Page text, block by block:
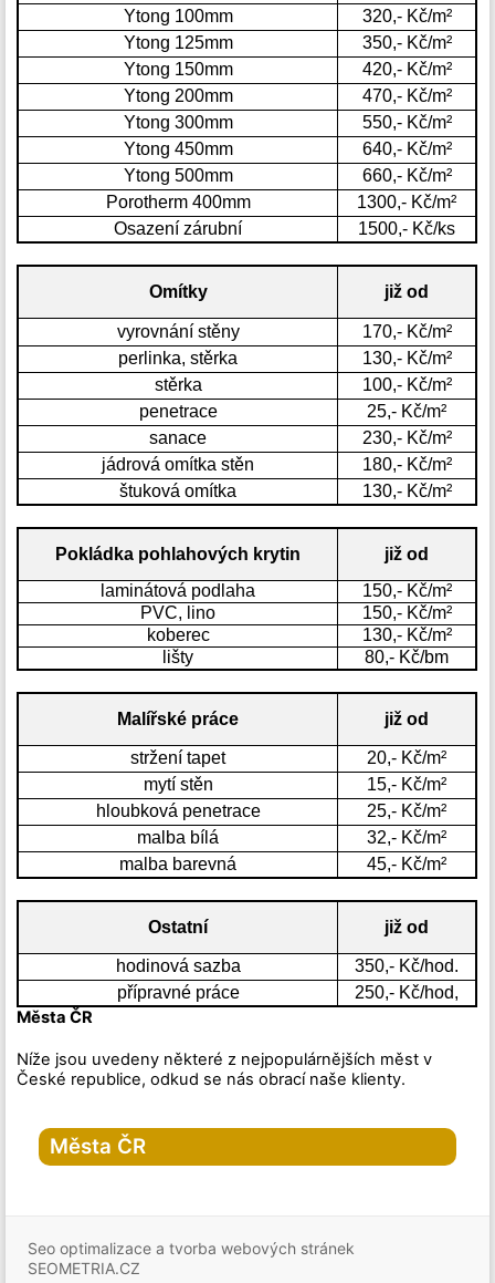
Ytong 100mm
320,- Kč/m²
Ytong 125mm
350,- Kč/m²
Ytong 150mm
420,- Kč/m²
Ytong 200mm
470,- Kč/m²
Ytong 300mm
550,- Kč/m²
Ytong 450mm
640,- Kč/m²
Ytong 500mm
660,- Kč/m²
Porotherm 400mm
1300,- Kč/m²
Osazení zárubní
1500,- Kč/ks
Omítky již od
vyrovnání stěny
170,- Kč/m²
perlinka, stěrka
130,- Kč/m²
stěrka
100,- Kč/m²
penetrace
25,- Kč/m²
sanace
230,- Kč/m²
jádrová omítka stěn
180,- Kč/m²
štuková omítka
130,- Kč/m²
Pokládka pohlahových krytin
již od
laminátová podlaha
150,- Kč/m²
PVC, lino
150,- Kč/m²
koberec
130,- Kč/m²
lišty
80,- Kč/bm
Malířské práce již od
stržení tapet
20,- Kč/m²
mytí stěn
15,- Kč/m²
hloubková penetrace
25,- Kč/m²
malba bílá
32,- Kč/m²
malba barevná
45,- Kč/m²
Ostatní již od
hodinová sazba
350,- Kč/hod.
přípravné práce
250,- Kč/hod,
Města ČR
Níže jsou uvedeny některé z nejpopulárnějších měst v
České republice, odkud se nás obrací naše klienty.
Města ČR
Praha-1
Praha-2
Seo optimalizace a tvorba webových stránek
SEOMETRIA.CZ